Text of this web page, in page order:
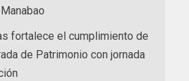
fortalece el cumplimiento de
de Patrimonio con jornada